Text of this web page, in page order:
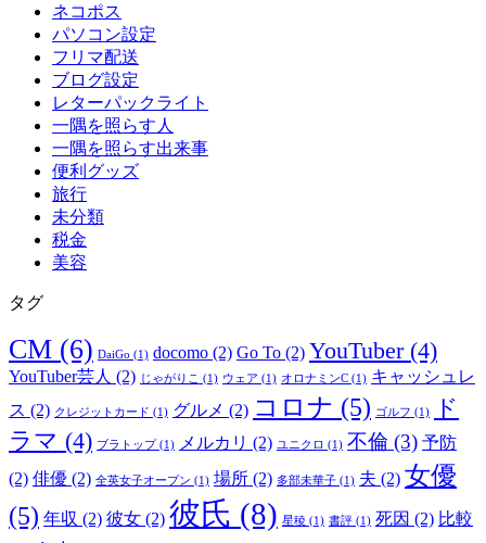
ネコポス
パソコン設定
フリマ配送
ブログ設定
レターパックライト
一隅を照らす人
一隅を照らす出来事
便利グッズ
旅行
未分類
税金
美容
タグ
CM (6) DaiGo (1) docomo (2) Go To (2) YouTuber(4)
YouTuber芸人 (2) じゃがりこ (1) ウェア (1) オロナミンC (1) キャッシュレ
ス (2) クレジットカード (1) グルメ (2) コロナ (5) ゴルフ (1)
ド
ラマ (4) ブラトップ (1) メルカリ (2) ユニクロ (1) 不倫 (3) 予防
(2) 俳優 (2) 全英女子オープン (1) 場所 (2) 多部未華子 (1) 夫 (2) 女優
(5) 年収 (2) 彼女 (2) 彼氏 (8) 星稜 (1) 書評 (1) 死因 (2) 比較